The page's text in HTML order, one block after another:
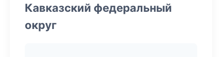
Кавказский федеральный
округ